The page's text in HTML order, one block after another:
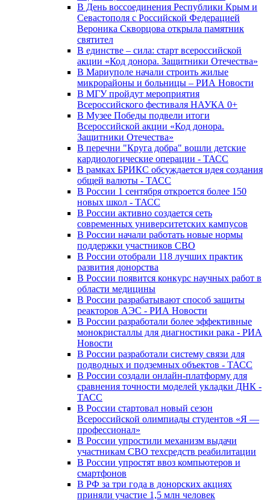
В День воссоединения Республики Крым и
Севастополя с Российской Федерацией
Вероника Скворцова открыла памятник
святител
В единстве – сила: старт всероссийской
акции «Код донора. Защитники Отечества»
В Мариуполе начали строить жилые
микрорайоны и больницы – РИА Новости
В МГУ пройдут мероприятия
Всероссийского фестиваля НАУКА 0+
В Музее Победы подвели итоги
Всероссийской акции «Код донора.
Защитники Отечества»
В перечни "Круга добра" вошли детские
кардиологические операции - ТАСС
В рамках БРИКС обсуждается идея создания
общей валюты - ТАСС
В России 1 сентября откроется более 150
новых школ - ТАСС
В России активно создается сеть
современных университетских кампусов
В России начали работать новые нормы
поддержки участников СВО
В России отобрали 118 лучших практик
развития донорства
В России появится конкурс научных работ в
области медицины
В России разрабатывают способ защиты
реакторов АЭС - РИА Новости
В России разработали более эффективные
монокристаллы для диагностики рака - РИА
Новости
В России разработали систему связи для
подводных и подземных объектов - ТАСС
В России создали онлайн-платформу для
сравнения точности моделей укладки ДНК -
ТАСС
В России стартовал новый сезон
Всероссийской олимпиады студентов «Я —
профессионал»
В России упростили механизм выдачи
участникам СВО техсредств реабилитации
В России упростят ввоз компьютеров и
смартфонов
В РФ за три года в донорских акциях
приняли участие 1,5 млн человек